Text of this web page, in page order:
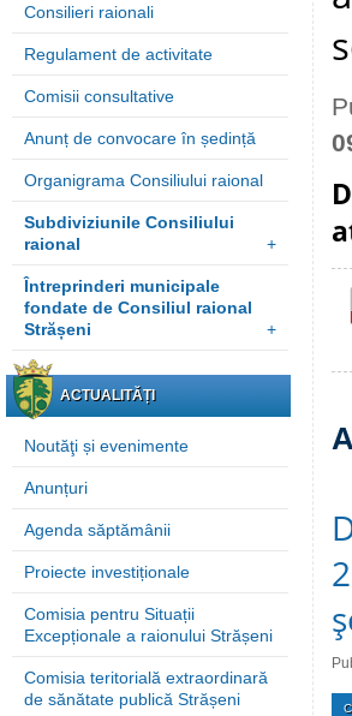
Consilieri raionali
Regulament de activitate
Comisii consultative
Anunț de convocare în ședință
Organigrama Consiliului raional
Subdiviziunile Consiliului
raional
+
Întreprinderi municipale
fondate de Consiliul raional
Strășeni
+
ACTUALITĂȚI
Noutăţi și evenimente
Anunțuri
Agenda săptămânii
Proiecte investiționale
Comisia pentru Situații
Excepționale a raionului Strășeni
Comisia teritorială extraordinară
de sănătate publică Strășeni